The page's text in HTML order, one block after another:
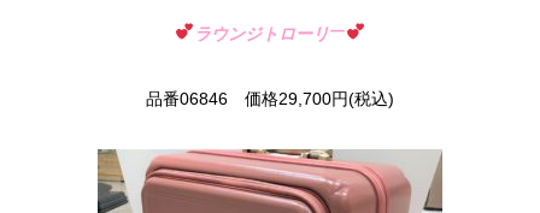
ラウンジトローリー
品番06846 価格29,700円(税込)